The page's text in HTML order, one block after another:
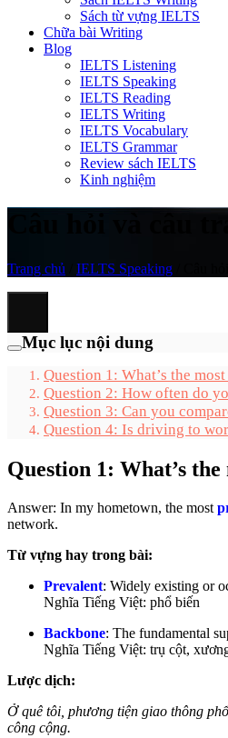
Sách từ vựng IELTS
Chữa bài Writing
Blog
IELTS Listening
IELTS Speaking
IELTS Reading
IELTS Writing
IELTS Vocabulary
IELTS Grammar
Review sách IELTS
Kinh nghiệm
Câu hỏi và câu
Trang chủ IELTS Speaking Câu
Mục lục nội dung
Question 1: What’s the
Question 2: How often do
Question 3: Can you
Question 4: Is driving to
Question 1: What’s
Answer: In my hometown, the most
network.
Từ vựng hay trong bài:
Prevalent: Widely existing or
Nghĩa Tiếng Việt: phổ biến
Backbone: The fundamental
Nghĩa Tiếng Việt: trụ cột,
Lược dịch:
Ở quê tôi, phương tiện giao thông
công cộng.